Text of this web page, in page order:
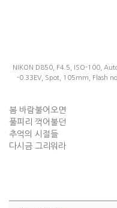
NIKON D850, F4.5, ISO-100,
-0.33EV, Spot, 105mm, Flash
봄 바람불어오면
풀피리 꺽어불던
추억의 시절들
다시금 그리워라